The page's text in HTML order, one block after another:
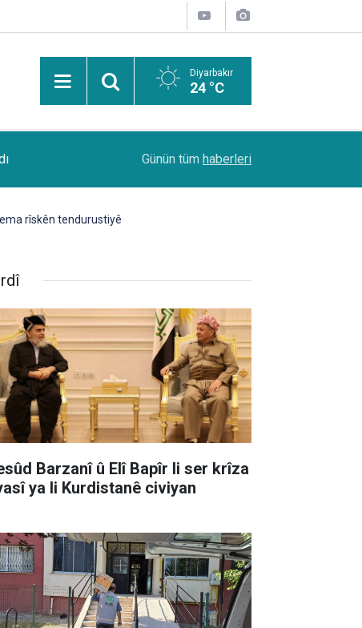
Diyarbakır
24 °C
Şanlıurfa Bozova'da aranan hükümlü yakalandı
Günün tüm haberleri
rîskên tendurustiyê
Barzanî û Elî Bapîr li ser krîza
ya li Kurdistanê civiyan